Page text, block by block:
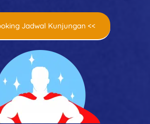
Jadwal Kunjungan <<